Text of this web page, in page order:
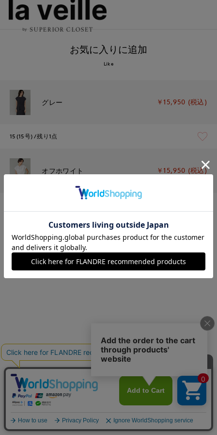
お気に入りに追加
Like
グレー ￥15,950 (税込)
15(15号) 残り1点
オフホワイト ￥15,950 (税込)
在庫あり